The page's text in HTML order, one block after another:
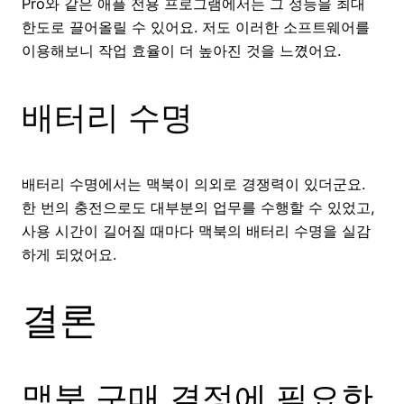
한도로 끌어올릴 수 있어요. 저도 이러한 소프트웨어를
이용해보니 작업 효율이 더 높아진 것을 느꼈어요.
배터리 수명
배터리 수명에서는 맥북이 의외로 경쟁력이 있더군요.
한 번의 충전으로도 대부분의 업무를 수행할 수 있었고,
사용 시간이 길어질 때마다 맥북의 배터리 수명을 실감
하게 되었어요.
결론